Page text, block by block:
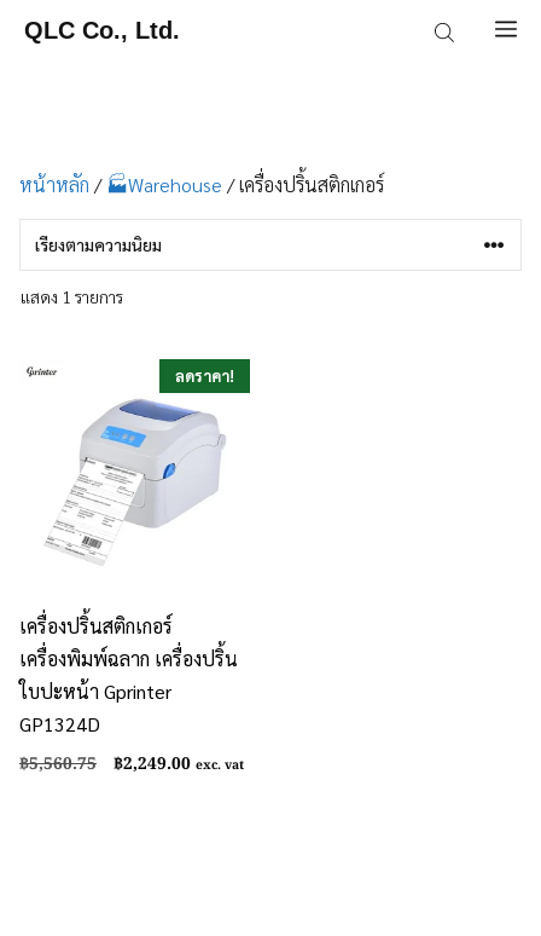
QLC Co., Ltd.
หน้าหลัก / 🏭Warehouse / เครื่องปริ้นสติกเกอร์
แสดง 1 รายการ
ลดราคา!
เครื่องปริ้นสติกเกอร์
เครื่องพิมพ์ฉลาก เครื่องปริ้น
ใบปะหน้า Gprinter
GP1324D
฿5,560.75
Original
฿2,249.00Current
exc. vat